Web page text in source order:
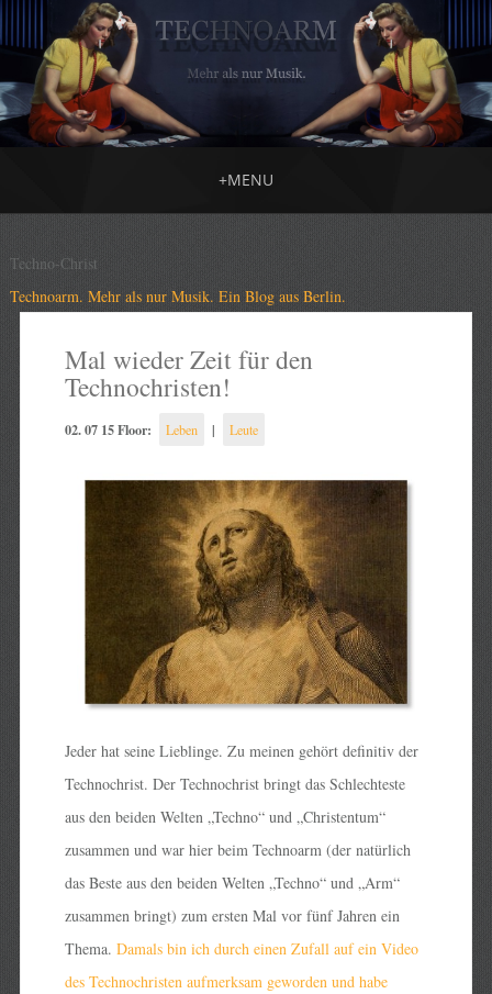
+MENU
Techno-Christ
Technoarm. Mehr als nur Musik. Ein Blog aus Berlin.
Mal wieder Zeit für den
Technochristen!
02. 07 15 Floor: Leben | Leute
Jeder hat seine Lieblinge. Zu meinen gehört definitiv der
Technochrist. Der Technochrist bringt das Schlechteste
aus den beiden Welten „Techno“ und „Christentum“
zusammen und war hier beim Technoarm (der natürlich
das Beste aus den beiden Welten „Techno“ und „Arm“
zusammen bringt) zum ersten Mal vor fünf Jahren ein
Thema. Damals bin ich durch einen Zufall auf ein Video
des Technochristen aufmerksam geworden und habe